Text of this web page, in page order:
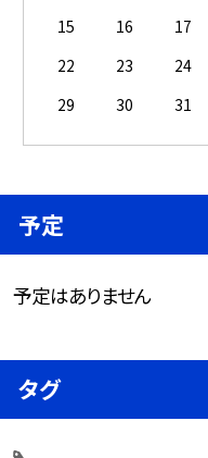
15
16 17
22
23 24
29
30 31
予定
予定はありません
タグ